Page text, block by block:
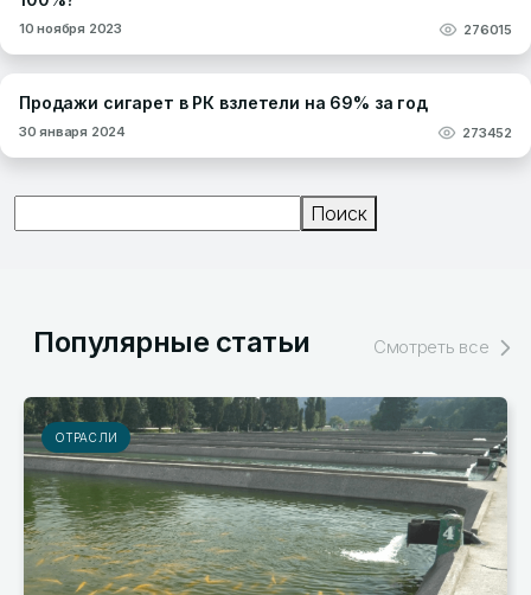
10 ноября 2023 276015
Продажи сигарет в РК взлетели на 69% за год
30 января 2024 273452
Поиск
Популярные статьи Смотреть все
РЫНКИ